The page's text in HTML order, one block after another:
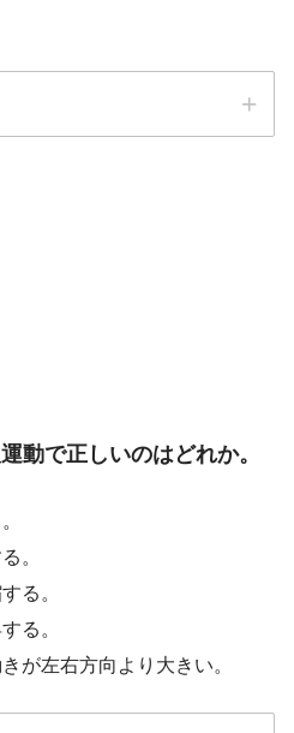
動で正しいのはどれか。
。
る。
る。
が左右方向より大きい。